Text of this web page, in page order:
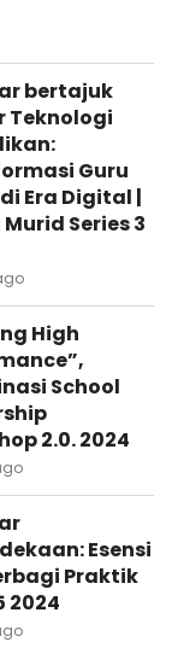
bertajuk
Teknologi
Guru
Era Digital |
Series 3
High
School
2.0. 2024
Esensi
Praktik
2024